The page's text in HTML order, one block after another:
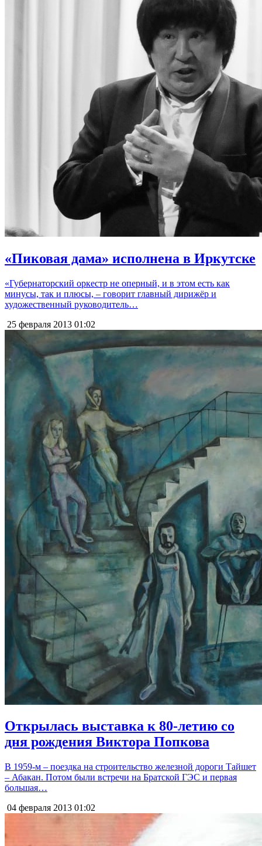
«Пиковая дама» исполнена в Иркутске
«Губернаторский оркестр не оперный, и в этом есть как
минусы, так и плюсы, – говорит главный дирижёр и
художественный руководитель…
25 февраля 2013 01:02
Открылась выставка к 80-летию со
дня рождения Виктора Попкова
В 1959-м – поездка на строительство железной дороги Тайшет
– Абакан. Потом были встречи на Братской ГЭС и первая
большая…
04 февраля 2013 01:02